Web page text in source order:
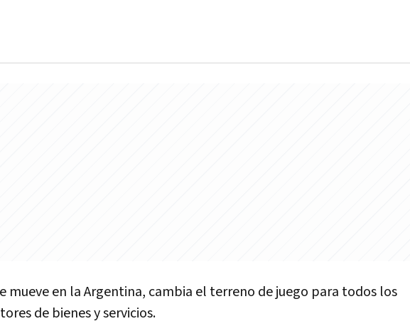
mueve en la Argentina, cambia el terreno de juego para todos los
de bienes y servicios.